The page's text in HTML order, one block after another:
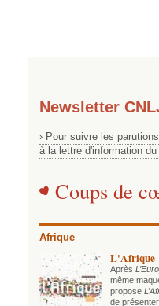
Newsletter
› Pour suivre les
à la lettre d'information du
Coups de
Afrique
L'Afrique
Après
même
propose
de